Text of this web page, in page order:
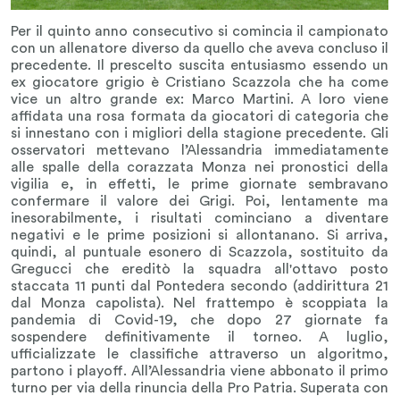
Per il quinto anno consecutivo si comincia il campionato
con un allenatore diverso da quello che aveva concluso il
precedente. Il prescelto suscita entusiasmo essendo un
ex giocatore grigio è Cristiano Scazzola che ha come
vice un altro grande ex: Marco Martini. A loro viene
affidata una rosa formata da giocatori di categoria che
si innestano con i migliori della stagione precedente. Gli
osservatori mettevano l’Alessandria immediatamente
alle spalle della corazzata Monza nei pronostici della
vigilia e, in effetti, le prime giornate sembravano
confermare il valore dei Grigi. Poi, lentamente ma
inesorabilmente, i risultati cominciano a diventare
negativi e le prime posizioni si allontanano. Si arriva,
quindi, al puntuale esonero di Scazzola, sostituito da
Gregucci che ereditò la squadra all'ottavo posto
staccata 11 punti dal Pontedera secondo (addirittura 21
dal Monza capolista). Nel frattempo è scoppiata la
pandemia di Covid-19, che dopo 27 giornate fa
sospendere definitivamente il torneo. A luglio,
ufficializzate le classifiche attraverso un algoritmo,
partono i playoff. All’Alessandria viene abbonato il primo
turno per via della rinuncia della Pro Patria. Superata con